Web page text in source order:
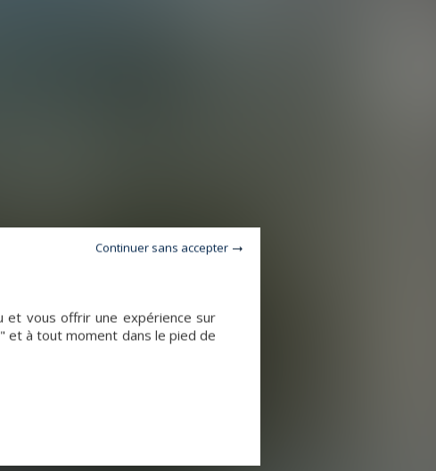
et vous offrir une expérience sur
et à tout moment dans le pied de
Continuer sans accepter